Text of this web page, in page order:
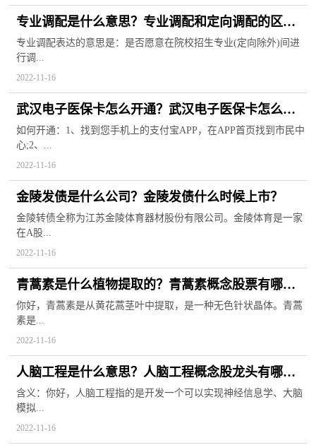
专业调配是什么意思？专业调配和定向调配的区别
是什么？
专业调配表达的意思是：是否愿意在院校招生专业(定向除外)间进
行调...
2022-11-16
武汉电子医保卡怎么开通？武汉电子医保卡怎么查
余额？
如何开通：1、找到您手机上的支付宝APP，在APP首页找到市民中
心;2、...
2022-11-16
金陵发债是什么公司？金陵发债什么时候上市？
金陵转债全称为江苏金陵体育器材股份有限公司。金陵体育是一家
在A股...
2022-11-16
青蒿素是什么植物提取的？青蒿素概念股票有哪
些？
你好，青蒿素是从黄花蒿茎叶中提取，是一种无色针状晶体。青蒿
素是...
2022-11-16
人脑工程是什么意思？人脑工程概念股龙头有哪
些？
含义：你好，人脑工程指的是开发一个可以实现神经信息学、大脑
模拟...
2022-11-16